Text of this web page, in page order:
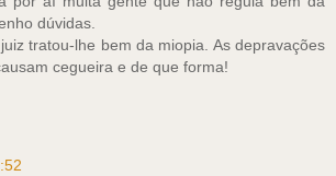
dúvidas.
tratou-lhe bem da miopia. As depravações
cegueira e de que forma!